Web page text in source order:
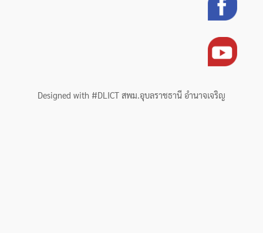
Designed with #DLICT สพม.อุบลราชธานี อำนาจเจริญ